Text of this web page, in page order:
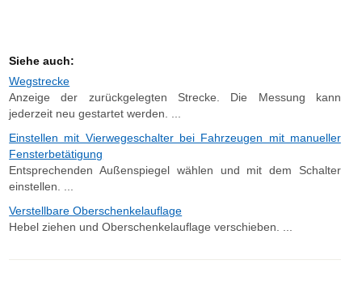
Siehe auch:
Wegstrecke
Anzeige der zurückgelegten Strecke. Die Messung kann
jederzeit neu gestartet werden. ...
Einstellen mit Vierwegeschalter bei Fahrzeugen mit manueller
Fensterbetätigung
Entsprechenden Außenspiegel wählen und mit dem Schalter
einstellen. ...
Verstellbare Oberschenkelauflage
Hebel ziehen und Oberschenkelauflage verschieben. ...